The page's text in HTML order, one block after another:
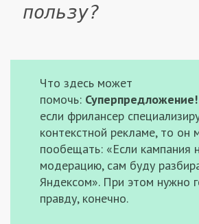
пользу?
Что здесь может
помочь: Суперпредложение!
если фрилансер
контекстной рекламе, то он
пообещать: «Если кампания
модерацию, сам буду
Яндексом». При этом нужно
правду, конечно.